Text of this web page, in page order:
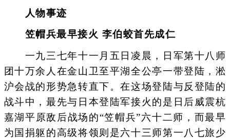
人物事迹
笠帽兵最早接火 李伯蛟首先成仁
一九三七年十一月五日凌晨，日军第十八师
团十万余人在金山卫至平湖全公亭一带登陆，淞
沪会战的形势急转直下。在这场登陆与反登陆的
战斗中，最先与日本登陆军接火的是日后威震杭
嘉湖平原敌后战场的“笠帽兵”六十二师，而最早
为国捐躯的高级将领则是六十三师第一八七旅少